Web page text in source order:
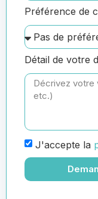
Préférence de
Détail de votre
J'accepte la